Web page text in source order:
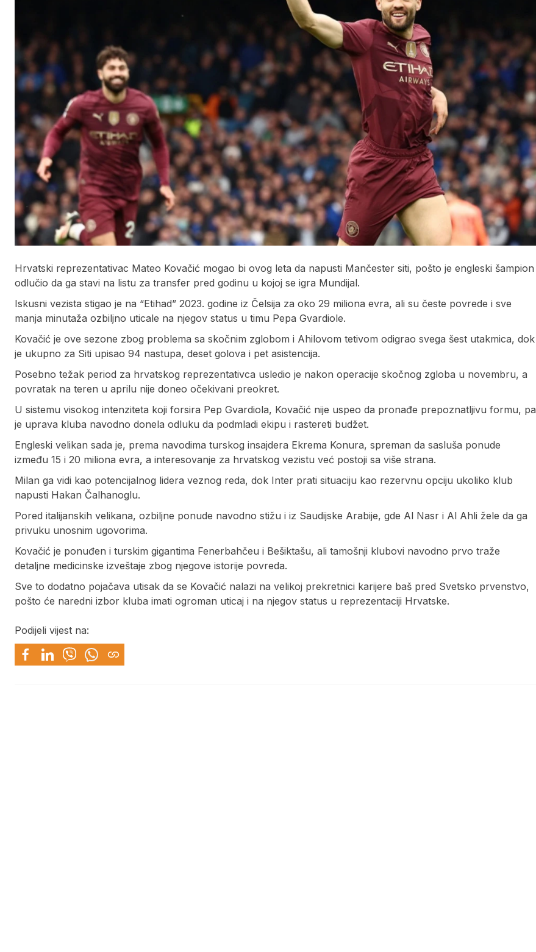
Hrvatski reprezentativac Mateo Kovačić mogao bi ovog leta da napusti Mančester siti, pošto je engleski šampion
odlučio da ga stavi na listu za transfer pred godinu u kojoj se igra Mundijal.
Iskusni vezista stigao je na “Etihad” 2023. godine iz Čelsija za oko 29 miliona evra, ali su česte povrede i sve
manja minutaža ozbiljno uticale na njegov status u timu Pepa Gvardiole.
Kovačić je ove sezone zbog problema sa skočnim zglobom i Ahilovom tetivom odigrao svega šest utakmica, dok
je ukupno za Siti upisao 94 nastupa, deset golova i pet asistencija.
Posebno težak period za hrvatskog reprezentativca usledio je nakon operacije skočnog zgloba u novembru, a
povratak na teren u aprilu nije doneo očekivani preokret.
U sistemu visokog intenziteta koji forsira Pep Gvardiola, Kovačić nije uspeo da pronađe prepoznatljivu formu, pa
je uprava kluba navodno donela odluku da podmladi ekipu i rastereti budžet.
Engleski velikan sada je, prema navodima turskog insajdera Ekrema Konura, spreman da sasluša ponude
između 15 i 20 miliona evra, a interesovanje za hrvatskog vezistu već postoji sa više strana.
Milan ga vidi kao potencijalnog lidera veznog reda, dok Inter prati situaciju kao rezervnu opciju ukoliko klub
napusti Hakan Čalhanoglu.
Pored italijanskih velikana, ozbiljne ponude navodno stižu i iz Saudijske Arabije, gde Al Nasr i Al Ahli žele da ga
privuku unosnim ugovorima.
Kovačić je ponuđen i turskim gigantima Fenerbahčeu i Bešiktašu, ali tamošnji klubovi navodno prvo traže
detaljne medicinske izveštaje zbog njegove istorije povreda.
Sve to dodatno pojačava utisak da se Kovačić nalazi na velikoj prekretnici karijere baš pred Svetsko prvenstvo,
pošto će naredni izbor kluba imati ogroman uticaj i na njegov status u reprezentaciji Hrvatske.
Podijeli vijest na: